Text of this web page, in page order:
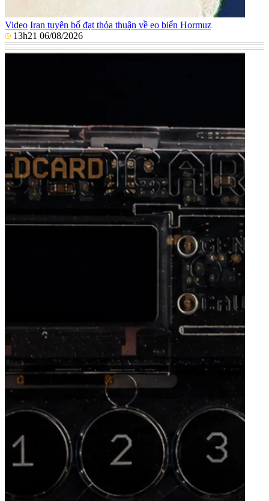
Video Iran tuyên bố đạt thỏa thuận về eo biển Hormuz
13h21 06/08/2026